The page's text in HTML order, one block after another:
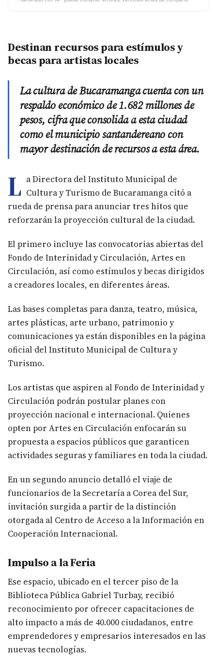
Destinan recursos para estímulos y
becas para artistas locales
La cultura de Bucaramanga cuenta con un
respaldo económico de 1.682 millones de
pesos, cifra que consolida a esta ciudad
como el municipio santandereano con
mayor destinación de recursos a esta área.
L a Directora del Instituto Municipal de
Cultura y Turismo de Bucaramanga citó a
rueda de prensa para anunciar tres hitos que
reforzarán la proyección cultural de la ciudad.
El primero incluye las convocatorias abiertas del
Fondo de Interinidad y Circulación, Artes en
Circulación, así como estímulos y becas dirigidos
a creadores locales, en diferentes áreas.
Las bases completas para danza, teatro, música,
artes plásticas, arte urbano, patrimonio y
comunicaciones ya están disponibles en la página
oficial del Instituto Municipal de Cultura y
Turismo.
Los artistas que aspiren al Fondo de Interinidad y
Circulación podrán postular planes con
proyección nacional e internacional. Quienes
opten por Artes en Circulación enfocarán su
propuesta a espacios públicos que garanticen
actividades seguras y familiares en toda la ciudad.
En un segundo anuncio detalló el viaje de
funcionarios de la Secretaría a Corea del Sur,
invitación surgida a partir de la distinción
otorgada al Centro de Acceso a la Información en
Cooperación Internacional.
Impulso a la Feria
Ese espacio, ubicado en el tercer piso de la
Biblioteca Pública Gabriel Turbay, recibió
reconocimiento por ofrecer capacitaciones de
alto impacto a más de 40.000 ciudadanos, entre
emprendedores y empresarios interesados en las
nuevas tecnologías.